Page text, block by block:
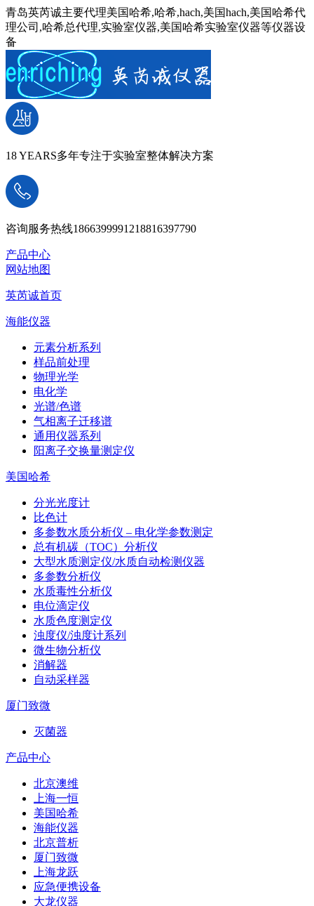
青岛英芮诚主要代理美国哈希,哈希,hach,美国hach,美国哈希代
理公司,哈希总代理,实验室仪器,美国哈希实验室仪器等仪器设
备
18 YEARS多年专注于实验室整体解决方案
咨询服务热线1866399991218816397790
产品中心
网站地图
英芮诚首页
海能仪器
元素分析系列
样品前处理
物理光学
电化学
光谱/色谱
气相离子迁移谱
通用仪器系列
阳离子交换量测定仪
美国哈希
分光光度计
比色计
多参数水质分析仪 – 电化学参数测定
总有机碳（TOC）分析仪
大型水质测定仪/水质自动检测仪器
多参数分析仪
水质毒性分析仪
电位滴定仪
水质色度测定仪
浊度仪/浊度计系列
微生物分析仪
消解器
自动采样器
厦门致微
灭菌器
产品中心
北京澳维
上海一恒
美国哈希
海能仪器
北京普析
厦门致微
上海龙跃
应急便携设备
大龙仪器